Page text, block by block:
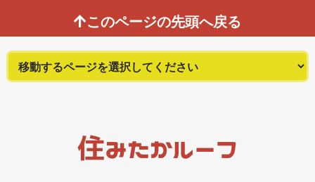
このページの先頭へ戻る